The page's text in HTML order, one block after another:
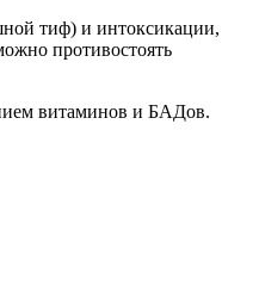
тиф) и интоксикации,
противостоять
витаминов и БАДов.